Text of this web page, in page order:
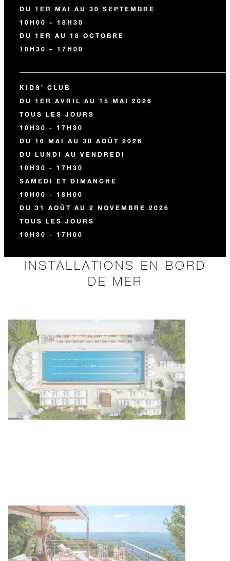
DU 1ER MAI AU 30 SEPTEMBRE
10H00 – 18H30
DU 1ER AU 18 OCTOBRE
10H30 – 17H00
KIDS’ CLUB
DU 1ER AVRIL AU 15 MAI 2026
TOUS LES JOURS
10H30 - 17H30
DU 16 MAI AU 30 AOÛT 2026
DU LUNDI AU VENDREDI
10H30 - 17H30
SAMEDI ET DIMANCHE
10H00 - 18H00
DU 31 AOÛT AU 2 NOVEMBRE 2026
TOUS LES JOURS
10H30 - 17H00
INSTALLATIONS EN BORD
DE MER